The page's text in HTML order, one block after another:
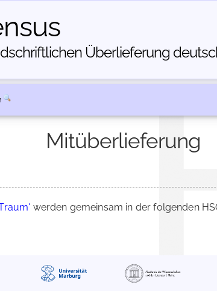
Über­lieferung
Mitüberlieferung
werden gemeinsam in der folgenden